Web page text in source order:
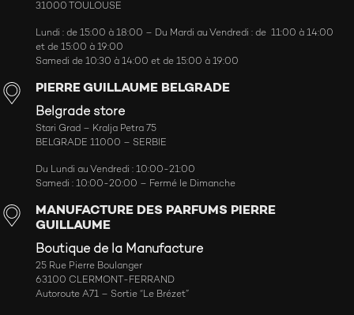
31000 TOULOUSE
Lundi : de 15:00 à 18:00 – Du Mardi au Vendredi : de 11:00 à 14:00
et de 15:00 à 19:00
Samedi de 10:30 à 14:00 et de 15:00 à 19:00
PIERRE GUILLAUME BELGRADE
Belgrade store
Stari Grad – Kralja Petra 75
BELGRADE 11000 – SERBIE
Du Lundi au Vendredi : 10:00-21:00
Samedi : 10:00-20:00 – Fermé le Dimanche
MANUFACTURE DES PARFUMS PIERRE
GUILLAUME
Boutique de la Manufacture
25 Rue Pierre Boulanger
63100 CLERMONT-FERRAND
Autoroute A71 – Sortie “Le Brézet”